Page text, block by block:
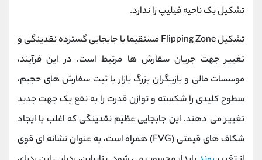
تشکیل یک ناحیه فیلیپ را ندارد.
تشکیل Flipping Zone مستقیما با جابجایی گسترده نقدینگی و
تغییر جهت جریان سفارش ‌ها مرتبط است. در این فرآیند،
موسسات مالی و بازیگران بزرگ بازار با ثبت سفارش ‌های حجیم،
سطوح کلیدی را شکسته و توازن قدرت را به نفع یک جهت جدید
تغییر می ‌دهند. این جابجایی عظیم نقدینگی که اغلب با ایجاد
شکاف ‌های قیمتی (FVG) همراه است، به عنوان نشانه ‌ای قوی